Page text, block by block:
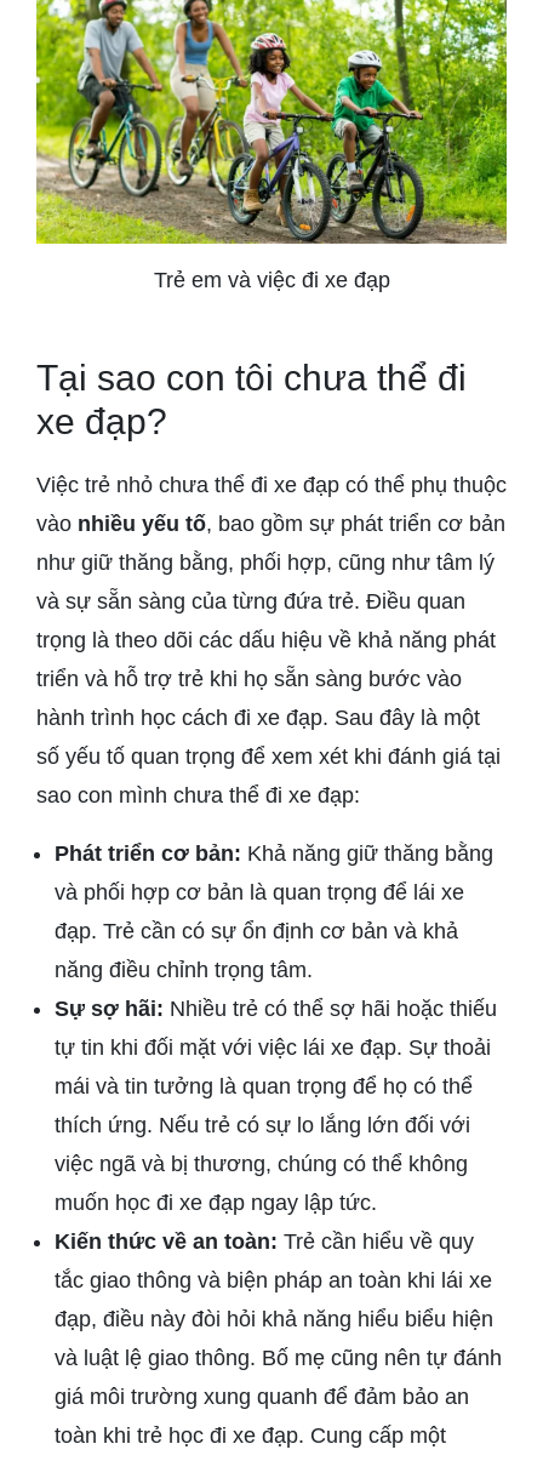
Trẻ em và việc đi xe đạp
Tại sao con tôi chưa thể đi
xe đạp?
Việc trẻ nhỏ chưa thể đi xe đạp có thể phụ thuộc
vào nhiều yếu tố, bao gồm sự phát triển cơ bản
như giữ thăng bằng, phối hợp, cũng như tâm lý
và sự sẵn sàng của từng đứa trẻ. Điều quan
trọng là theo dõi các dấu hiệu về khả năng phát
triển và hỗ trợ trẻ khi họ sẵn sàng bước vào
hành trình học cách đi xe đạp. Sau đây là một
số yếu tố quan trọng để xem xét khi đánh giá tại
sao con mình chưa thể đi xe đạp:
Phát triển cơ bản: Khả năng giữ thăng bằng
và phối hợp cơ bản là quan trọng để lái xe
đạp. Trẻ cần có sự ổn định cơ bản và khả
năng điều chỉnh trọng tâm.
Sự sợ hãi: Nhiều trẻ có thể sợ hãi hoặc thiếu
tự tin khi đối mặt với việc lái xe đạp. Sự thoải
mái và tin tưởng là quan trọng để họ có thể
thích ứng. Nếu trẻ có sự lo lắng lớn đối với
việc ngã và bị thương, chúng có thể không
muốn học đi xe đạp ngay lập tức.
Kiến thức về an toàn: Trẻ cần hiểu về quy
tắc giao thông và biện pháp an toàn khi lái xe
đạp, điều này đòi hỏi khả năng hiểu biểu hiện
và luật lệ giao thông. Bố mẹ cũng nên tự đánh
giá môi trường xung quanh để đảm bảo an
toàn khi trẻ học đi xe đạp. Cung cấp một